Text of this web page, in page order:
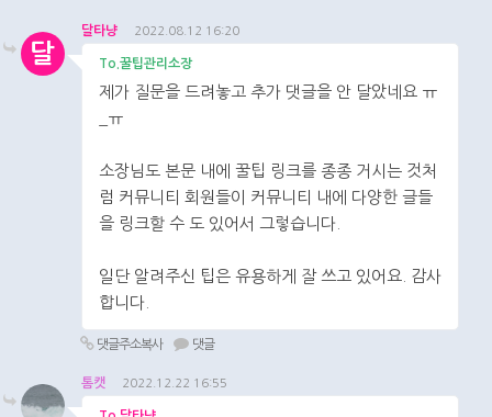
달
달타냥 2022.08.12 16:20
To.꿀팁관리소장
제가 질문을 드려놓고 추가 댓글을 안 달았네요 ㅠ
_ㅠ
소장님도 본문 내에 꿀팁 링크를 종종 거시는 것처
럼 커뮤니티 회원들이 커뮤니티 내에 다양한 글들
을 링크할 수 도 있어서 그렇습니다.
일단 알려주신 팁은 유용하게 잘 쓰고 있어요. 감사
합니다.
댓글주소복사 댓글
톰캣 2022.12.22 16:55